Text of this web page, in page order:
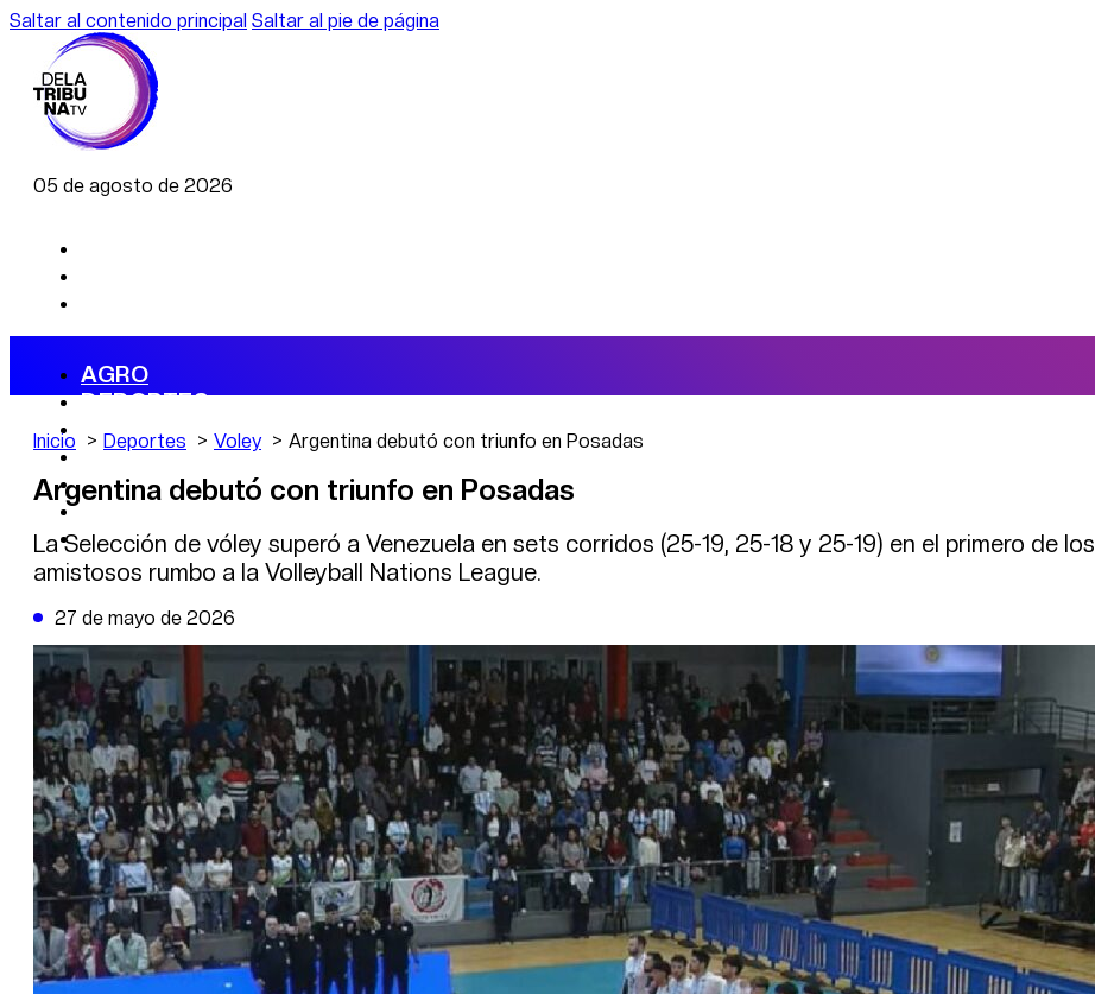
Saltar al contenido principal Saltar al pie de página
05 de agosto de 2026
AGRO
DEPORTES
ECONOMÍA
POLÍTICA
CAMBIO CLIMÁTICO
DE LA TRIBUNA TV
Inicio Deportes Voley Argentina debutó con triunfo en Posadas
Argentina debutó con triunfo en Posadas
La Selección de vóley superó a Venezuela en sets corridos (25-19, 25-18 y 25-19) en el primero de los
amistosos rumbo a la Volleyball Nations League.
27 de mayo de 2026